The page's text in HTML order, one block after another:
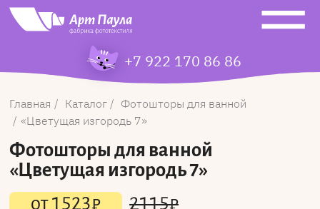
+7 922 170 86 86
Главная Каталог
Фотошторы для ванной
Цветущая изгородь 7
Фотошторы для ванной
«Цветущая изгородь 7»
от1523₽ 2115₽